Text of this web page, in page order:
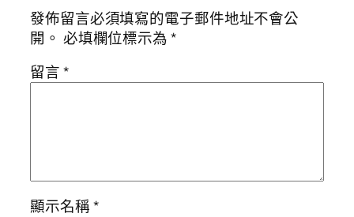
發佈留言必須填寫的電子郵件地址不會公
開。 必填欄位標示為*
留言*
顯示名稱*